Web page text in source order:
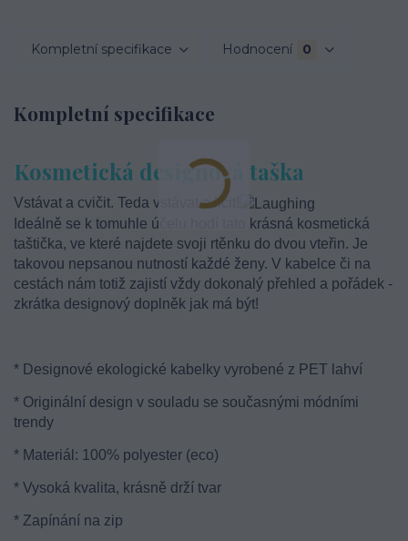
Kompletní specifikace Hodnocení 0
Kompletní specifikace
Kosmetická designová taška
Vstávat a cvičit. Teda vstávat a líčit!
Ideálně se k tomuhle účelu hodí tato krásná kosmetická
taštička, ve které najdete svoji rtěnku do dvou vteřin. Je
takovou nepsanou nutností každé ženy. V kabelce či na
cestách nám totiž zajistí vždy dokonalý přehled a pořádek -
zkrátka designový doplněk jak má být!
* Designové ekologické kabelky vyrobené z PET lahví
* Originální design v souladu se současnými módními
trendy
* Materiál: 100% polyester (eco)
* Vysoká kvalita, krásně drží tvar
* Zapínání na zip